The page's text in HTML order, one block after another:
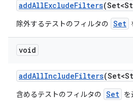
addAllExcludeFilters
除外するテストのフィルタの Set
void
addAllIncludeFilters
含めるテストのフィルタの Set を